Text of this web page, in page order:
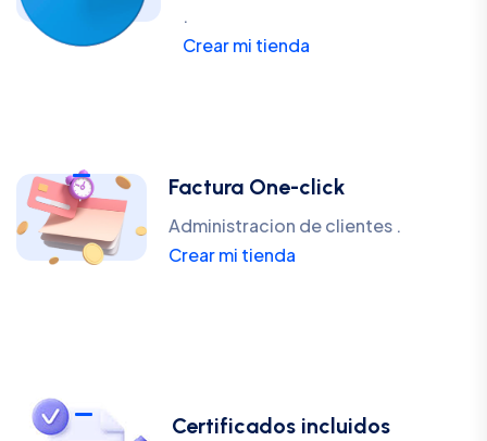
.
Crear mi tienda
Factura One-click
Administracion de clientes .
Crear mi tienda
Certificados incluidos